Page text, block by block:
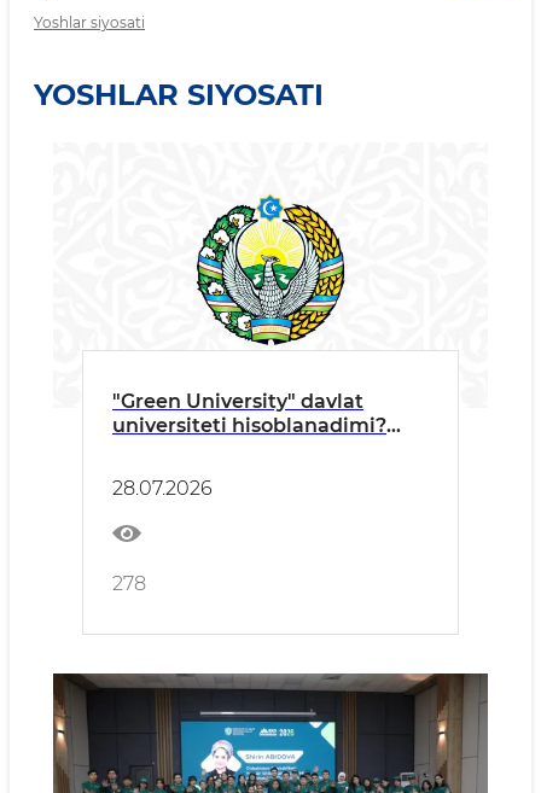
Yoshlar siyosati
YOSHLAR SIYOSATI
"Green University" davlat
universiteti hisoblanadimi?
28.07.2026
278